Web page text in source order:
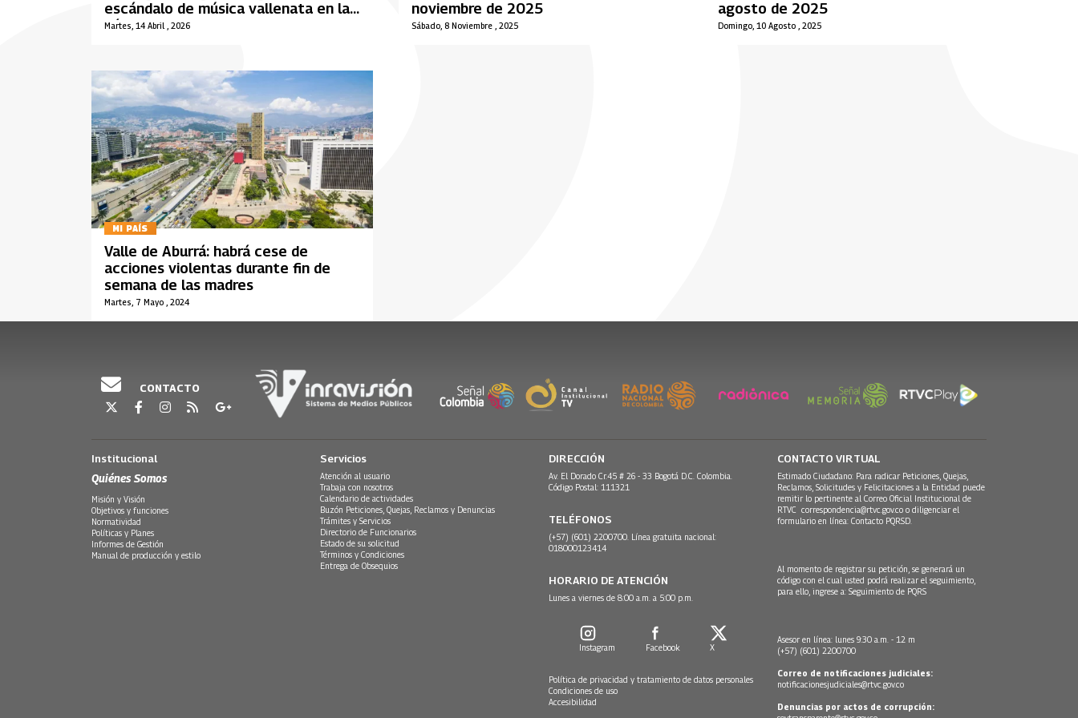
Martes, 14 Abril , 2026
escándalo de música vallenata en la
cárcel
Sábado, 8 Noviembre , 2025
noviembre de 2025
Domingo, 10 Agosto , 2025
agosto de 2025
MI PAÍS
Martes, 7 Mayo , 2024
Valle de Aburrá: habrá cese de
acciones violentas durante fin de
semana de las madres
CONTACTO
Institucional
Quiénes Somos
Misión y Visión
Objetivos y funciones
Normatividad
Políticas y Planes
Informes de Gestión
Manual de producción y estilo
Servicios
Atención al usuario
Trabaja con nosotros
Calendario de actividades
Buzón Peticiones, Quejas, Reclamos y Denuncias
Trámites y Servicios
Directorio de Funcionarios
Estado de su solicitud
Términos y Condiciones
Entrega de Obsequios
DIRECCIÓN
Av. El Dorado Cr.45 # 26 - 33 Bogotá D.C. Colombia.
Código Postal: 111321
TELÉFONOS
(+57) (601) 2200700. Línea gratuita nacional:
018000123414
HORARIO DE ATENCIÓN
Lunes a viernes de 8:00 a.m. a 5:00 p.m.
Instagram Facebook X
Política de privacidad y tratamiento de datos personales
Condiciones de uso
Accesibilidad
CONTACTO VIRTUAL
Estimado Ciudadano: Para radicar Peticiones, Quejas,
Reclamos, Solicitudes y Felicitaciones a la Entidad puede
remitir lo pertinente al Correo Oficial Institucional de
RTVC correspondencia@rtvc.gov.co o diligenciar el
formulario en línea: Contacto PQRSD.
Al momento de registrar su petición, se generará un
código con el cual usted podrá realizar el seguimiento,
para ello, ingrese a: Seguimiento de PQRS
Asesor en línea: lunes 9:30 a.m. - 12 m
(+57) (601) 2200700
Correo de notificaciones judiciales:
notificacionesjudiciales@rtvc.gov.co
Denuncias por actos de corrupción: